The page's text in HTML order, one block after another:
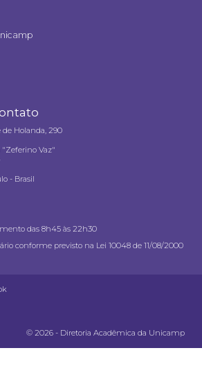
Holanda, 290
Vaz"
- Brasil
das 8h45 às 22h30
conforme previsto na Lei 10048 de 11/08/2000
© 2026 - Diretoria Acadêmica da Unicamp